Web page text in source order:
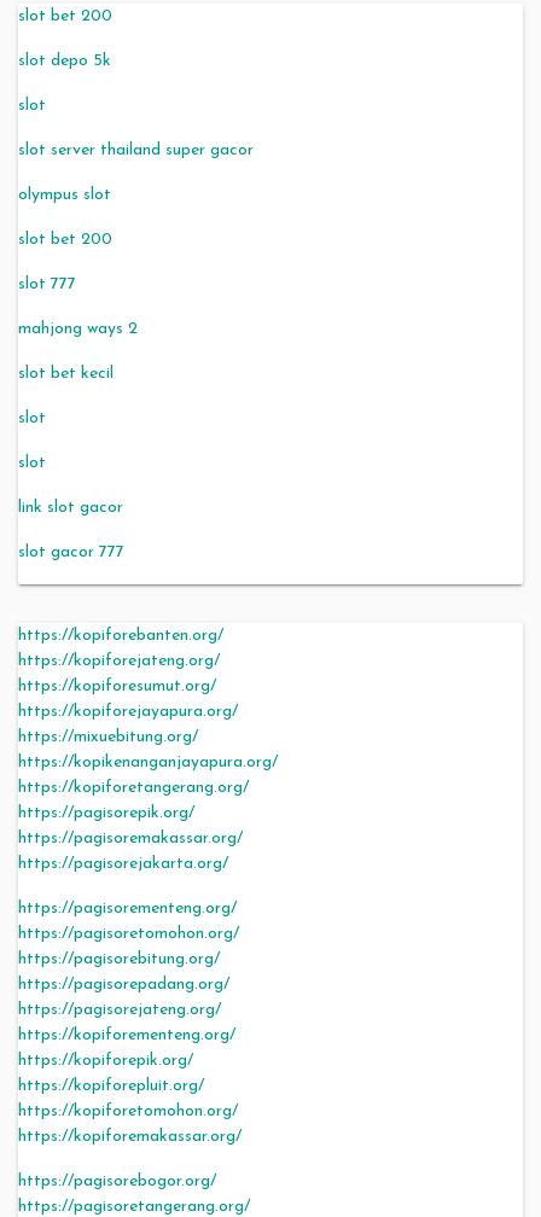
slot bet 200
slot depo 5k
slot
slot server thailand super gacor
olympus slot
slot bet 200
slot 777
mahjong ways 2
slot bet kecil
slot
slot
link slot gacor
slot gacor 777
https://kopiforebanten.org/
https://kopiforejateng.org/
https://kopiforesumut.org/
https://kopiforejayapura.org/
https://mixuebitung.org/
https://kopikenanganjayapura.org/
https://kopiforetangerang.org/
https://pagisorepik.org/
https://pagisoremakassar.org/
https://pagisorejakarta.org/
https://pagisorementeng.org/
https://pagisoretomohon.org/
https://pagisorebitung.org/
https://pagisorepadang.org/
https://pagisorejateng.org/
https://kopiforementeng.org/
https://kopiforepik.org/
https://kopiforepluit.org/
https://kopiforetomohon.org/
https://kopiforemakassar.org/
https://pagisorebogor.org/
https://pagisoretangerang.org/